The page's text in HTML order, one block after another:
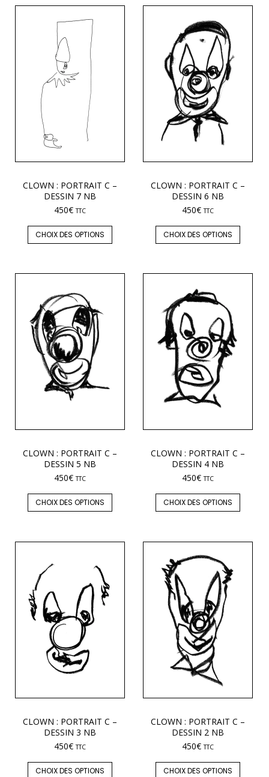
CLOWN : PORTRAIT C –
DESSIN 7 NB
450€ TTC
CHOIX DES OPTIONS
CLOWN : PORTRAIT C –
DESSIN 6 NB
450€ TTC
CHOIX DES OPTIONS
CLOWN : PORTRAIT C –
DESSIN 5 NB
450€ TTC
CHOIX DES OPTIONS
CLOWN : PORTRAIT C –
DESSIN 4 NB
450€ TTC
CHOIX DES OPTIONS
CLOWN : PORTRAIT C –
DESSIN 3 NB
450€ TTC
CHOIX DES OPTIONS
CLOWN : PORTRAIT C –
DESSIN 2 NB
450€ TTC
CHOIX DES OPTIONS